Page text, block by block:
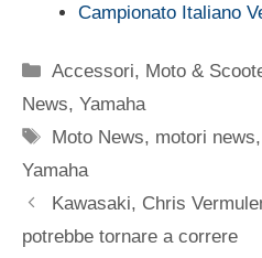
Campionato Italiano
Categorie
Accessori, Moto &
News, Yamaha
Tag
Moto News, motori news,
Yamaha
Kawasaki, Chris
potrebbe tornare a correre